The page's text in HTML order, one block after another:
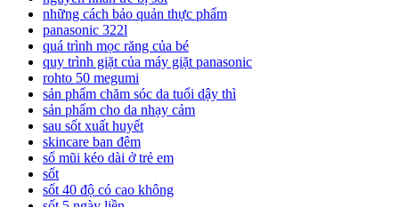
những cách bảo quản thực phẩm
panasonic 322l
quá trình mọc răng của bé
quy trình giặt của máy giặt panasonic
rohto 50 megumi
sản phẩm chăm sóc da tuổi dậy thì
sản phẩm cho da nhạy cảm
sau sốt xuất huyết
skincare ban đêm
sổ mũi kéo dài ở trẻ em
sốt
sốt 40 độ có cao không